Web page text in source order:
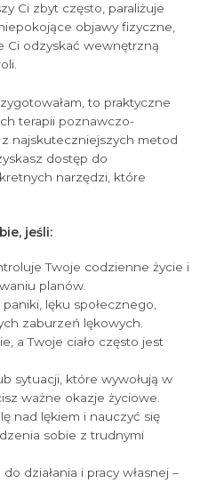
Ci zbyt często, paraliżuje
objawy fizyczne,
Ci odzyskać wewnętrzną
to praktyczne
terapii poznawczo-
najskuteczniejszych metod
dostęp do
narzędzi, które
jeśli:
Twoje codzienne życie i
planów.
lęku społecznego,
zaburzeń lękowych.
a Twoje ciało często jest
sytuacji, które wywołują w
ważne okazje życiowe.
nad lękiem i nauczyć się
sobie z trudnymi
działania i pracy własnej –